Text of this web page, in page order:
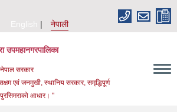
English
नेपाली
उपमहानगरपालिका
सरकार
एवं जनमुखी, स्थानिय सरकार, समृद्धिपूर्ण
आधार। "